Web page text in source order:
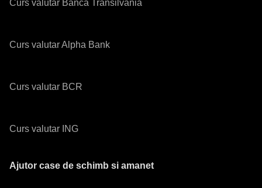
Curs valutar Banca Transilvania
Curs valutar Alpha Bank
Curs valutar BCR
Curs valutar ING
Ajutor case de schimb si amanet